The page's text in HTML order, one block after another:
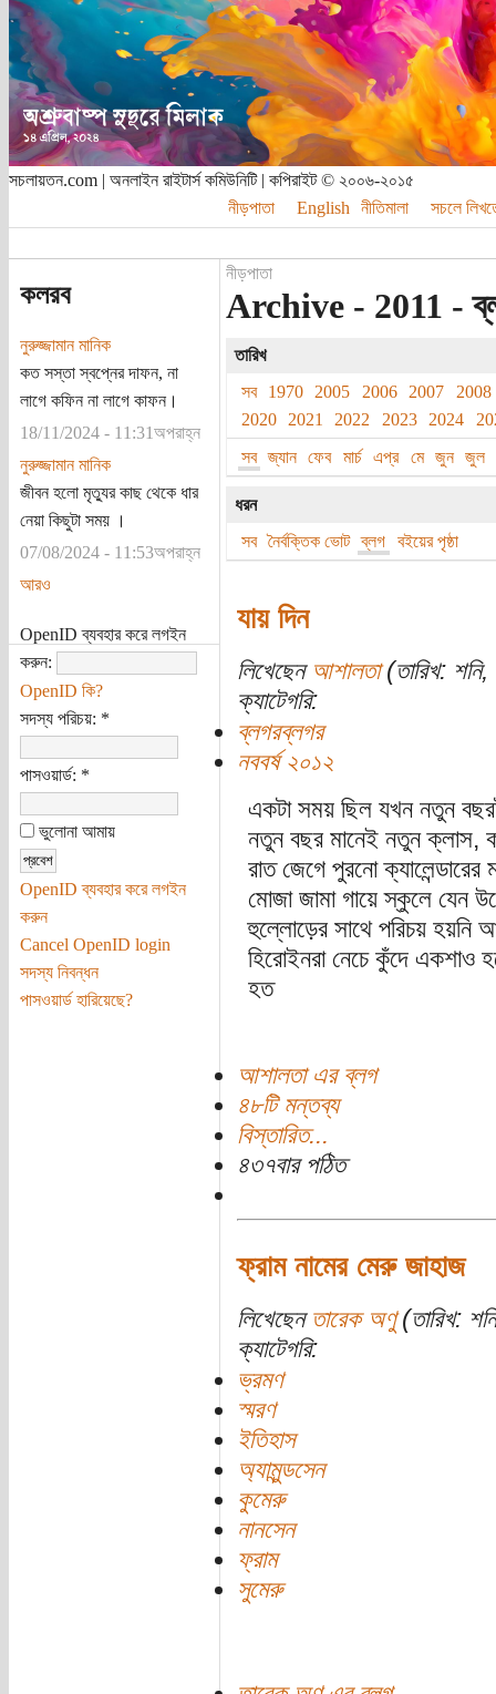
সচলায়তন.com | অনলাইন রাইটার্স কমিউনিটি | কপিরাইট © ২০০৬-২০১৫
নীড়পাতা
English নীতিমালা সচলে
কলরব
নুরুজ্জামান মানিক
কত সস্তা স্বপ্নের দাফন, না
লাগে কফিন না লাগে কাফন।
18/11/2024 - 11:31অপরাহ্ন
নুরুজ্জামান মানিক
জীবন হলো মৃত্যুর কাছ থেকে ধার
নেয়া কিছুটা সময় ।
07/08/2024 - 11:53অপরাহ্ন
আরও
OpenID ব্যবহার করে লগইন
করুন:
OpenID কি?
সদস্য পরিচয়: *
পাসওয়ার্ড: *
ভুলোনা আমায়
OpenID ব্যবহার করে লগইন
করুন
Cancel OpenID login
সদস্য নিবন্ধন
পাসওয়ার্ড হারিয়েছে?
নীড়পাতা
Archive - 2011 -
তারিখ
সব
1970 2005 2006 2007
2008
2020
2021 2022 2023 2024
সব
জ্যান ফেব মার্চ এপ্র মে জুন জুল
ধরন
সব
নৈর্বক্তিক ভোট ব্লগ বইয়ের পৃষ্ঠা
যায় দিন
লিখেছেন আশালতা(তারিখ:
ক্যাটেগরি:
ব্লগরব্লগর
নববর্ষ ২০১২
একটা সময় ছিল যখন নতুন
নতুন বছর মানেই নতুন ক্লাস,
রাত জেগে পুরনো
মোজা জামা গায়ে স্কুলে যেন
হুল্লোড়ের সাথে পরিচয় হয়নি
হিরোইনরা নেচে কুঁদে একশাও
হত
আশালতা এর ব্লগ
৪৮টি মন্তব্য
বিস্তারিত...
৪৩৭বার পঠিত
ফ্রাম নামের মেরু জাহাজ
লিখেছেন তারেক অণু(তারিখ:
ক্যাটেগরি:
ভ্রমণ
স্মরণ
ইতিহাস
অ্যামুন্ডসেন
কুমেরু
নানসেন
ফ্রাম
সুমেরু